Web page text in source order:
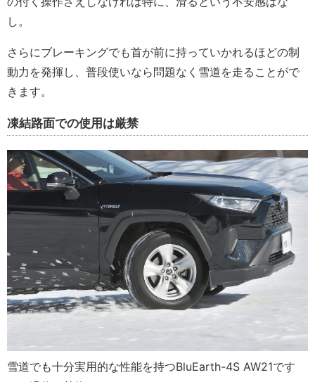
し。
さらにブレーキングでも首が前に持っていかれるほどの制
動力を発揮し、普段使いなら問題なく雪道を走ることがで
きます。
凍結路面での使用は厳禁
雪道でも十分実用的な性能を持つBluEarth-4S AW21です